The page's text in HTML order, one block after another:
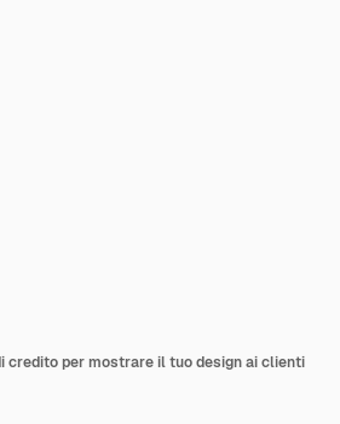
credito per mostrare il tuo design ai clienti